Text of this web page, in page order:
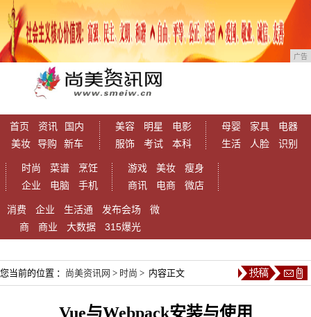
广告
首页 资讯
国内
美妆
导购 新车
美容 明星
电影
服饰
考试 本科
母婴 家具
电器
生活
人脸 识别
时尚 菜谱
烹饪
企业
电脑 手机
游戏 美妆
瘦身
商讯
电商 微店
消费 企业 生活通 发布会场
微
商
商业 大数据 315爆光
您当前的位置 ： 尚美资讯网 > 时尚 > 内容正文
Vue与Webpack安装与使用